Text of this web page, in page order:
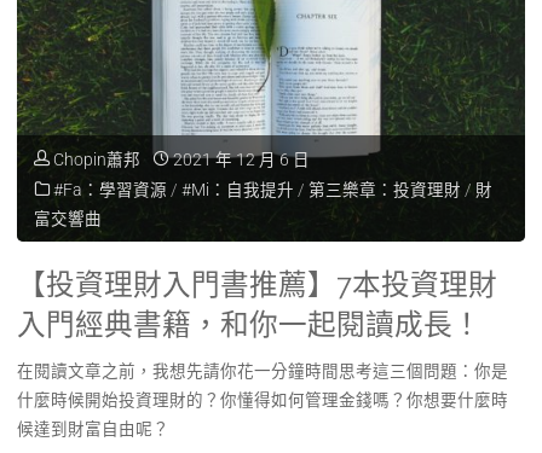
Chopin蕭邦
2021 年 12 月 6 日
#Fa：學習資源 / #Mi：自我提升 / 第三樂章：投資理財 / 財
富交響曲
【投資理財入門書推薦】7本投資理財
入門經典書籍，和你一起閱讀成長！
在閱讀文章之前，我想先請你花一分鐘時間思考這三個問題：你是
什麼時候開始投資理財的？你懂得如何管理金錢嗎？你想要什麼時
候達到財富自由呢？